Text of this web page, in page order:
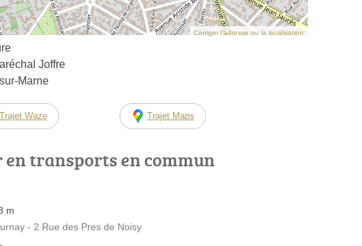
Corriger l’adresse ou la localisation
Joffre
Marne
Trajet Waze Trajet Maps
en transports en commun
m
- 2 Rue des Pres de Noisy